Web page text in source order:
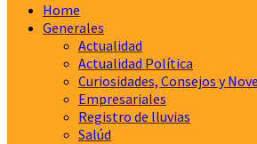
Home
Generales
Actualidad
Actualidad Política
Curiosidades, Consejos y
Empresariales
Registro de lluvias
Salúd